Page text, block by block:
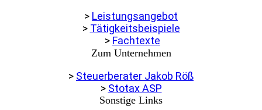
> Leistungsangebot
> Tätigkeitsbeispiele
> Fachtexte
Zum Unternehmen
> Steuerberater Jakob Röß
> Stotax ASP
Sonstige Links